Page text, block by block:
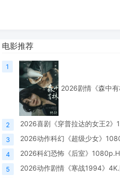
电影推荐
1
2 2026喜剧《穿普拉达的女王2》
3 2026动作科幻《超级少女》
4 2026科幻恐怖《后室》
5 2026动作剧情《寒战1994》4K.